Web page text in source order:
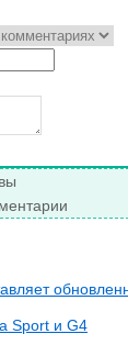
Sport и G4